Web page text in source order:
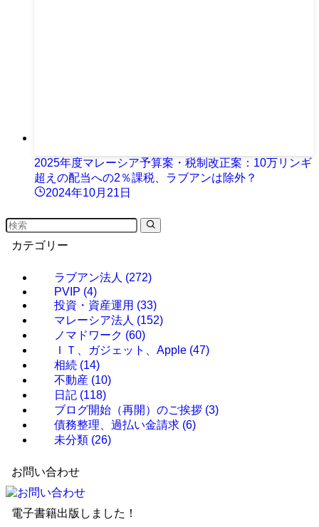
2025年度マレーシア予算案・税制改正案：10万リンギ
超えの配当への2％課税、ラブアンは除外？
2024年10月21日
カテゴリー
ラブアン法人 (272)
PVIP (4)
投資・資産運用 (33)
マレーシア法人 (152)
ノマドワーク (60)
ＩＴ、ガジェット、Apple (47)
相続 (14)
不動産 (10)
日記 (118)
ブログ開始（再開）のご挨拶 (3)
債務整理、過払い金請求 (6)
未分類 (26)
お問い合わせ
電子書籍出版しました！